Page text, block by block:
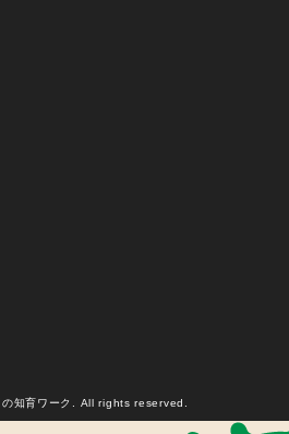
知育ワーク. All rights reserved.